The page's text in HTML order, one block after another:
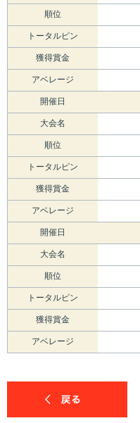
順位
トータルピン
獲得賞金
アベレージ
開催日
大会名
順位
トータルピン
獲得賞金
アベレージ
開催日
大会名
順位
トータルピン
獲得賞金
アベレージ